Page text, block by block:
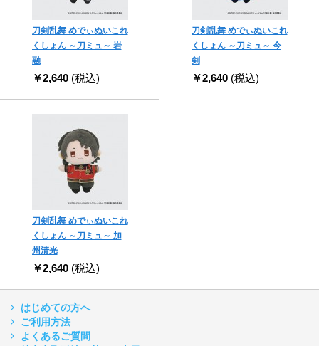
刀剣乱舞 めでぃぬいこれ
くしょん ～刀ミュ～ 岩
融
￥2,640 (税込)
刀剣乱舞 めでぃぬいこれ
くしょん ～刀ミュ～ 今
剣
￥2,640 (税込)
刀剣乱舞 めでぃぬいこれ
くしょん ～刀ミュ～ 加
州清光
￥2,640 (税込)
はじめての方へ
ご利用方法
よくあるご質問